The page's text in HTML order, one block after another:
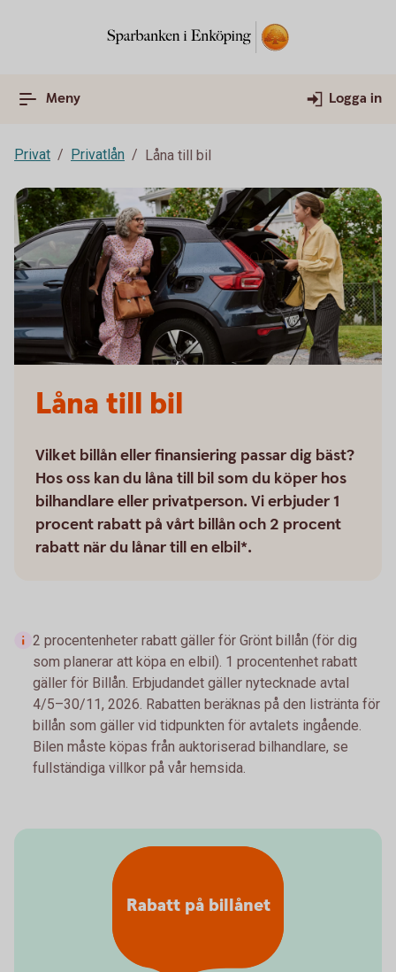
Meny Logga in
Privat Privatlån Låna till bil
Låna till bil
Vilket billån eller finansiering passar dig bäst?
Hos oss kan du låna till bil som du köper hos
bilhandlare eller privatperson. Vi erbjuder 1
procent rabatt på vårt billån och 2 procent
rabatt när du lånar till en elbil*.
2 procentenheter rabatt gäller för Grönt billån (för dig
som planerar att köpa en elbil). 1 procentenhet rabatt
gäller för Billån. Erbjudandet gäller nytecknade avtal
4/5–30/11, 2026. Rabatten beräknas på den listränta för
billån som gäller vid tidpunkten för avtalets ingående.
Bilen måste köpas från auktoriserad bilhandlare, se
fullständiga villkor på vår hemsida.
Rabatt på billånet